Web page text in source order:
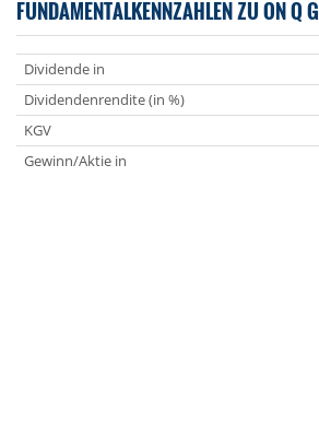
FUNDAMENTALKENNZAHLEN ZU ON Q
Dividende in
Dividendenrendite (in %)
KGV
Gewinn/Aktie in